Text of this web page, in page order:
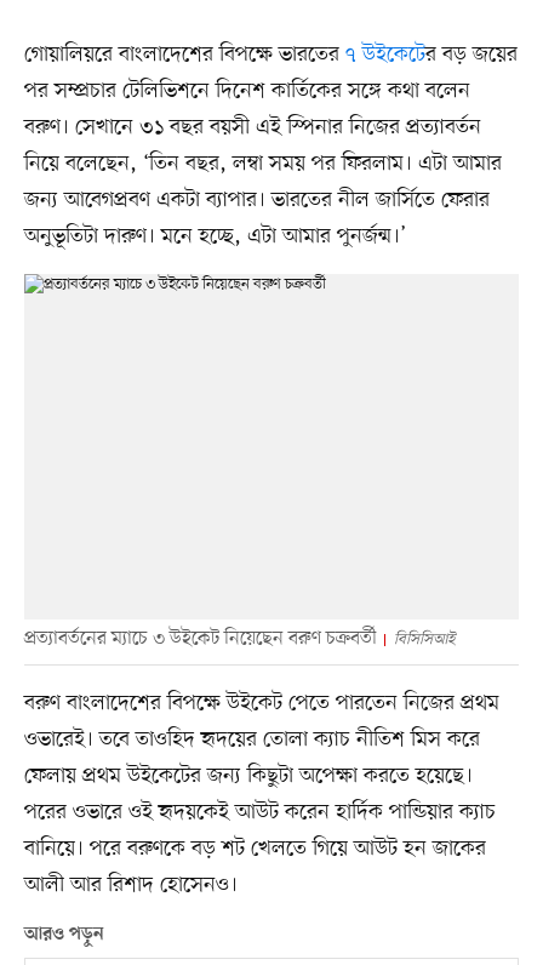
গোয়ালিয়রে বাংলাদেশের বিপক্ষে ভারতের ৭ উইকেটের বড় জয়ের
পর সম্প্রচার টেলিভিশনে দিনেশ কার্তিকের সঙ্গে কথা বলেন
বরুণ। সেখানে ৩১ বছর বয়সী এই স্পিনার নিজের প্রত্যাবর্তন
নিয়ে বলেছেন, ‘তিন বছর, লম্বা সময় পর ফিরলাম। এটা আমার
জন্য আবেগপ্রবণ একটা ব্যাপার। ভারতের নীল জার্সিতে ফেরার
অনুভূতিটা দারুণ। মনে হচ্ছে, এটা আমার পুনর্জন্ম।’
প্রত্যাবর্তনের ম্যাচে ৩ উইকেট নিয়েছেন বরুণ চক্রবর্তী বিসিসিআই
বরুণ বাংলাদেশের বিপক্ষে উইকেট পেতে পারতেন নিজের প্রথম
ওভারেই। তবে তাওহিদ হৃদয়ের তোলা ক্যাচ নীতিশ মিস করে
ফেলায় প্রথম উইকেটের জন্য কিছুটা অপেক্ষা করতে হয়েছে।
পরের ওভারে ওই হৃদয়কেই আউট করেন হার্দিক পান্ডিয়ার ক্যাচ
বানিয়ে। পরে বরুণকে বড় শট খেলতে গিয়ে আউট হন জাকের
আলী আর রিশাদ হোসেনও।
আরও পড়ুন